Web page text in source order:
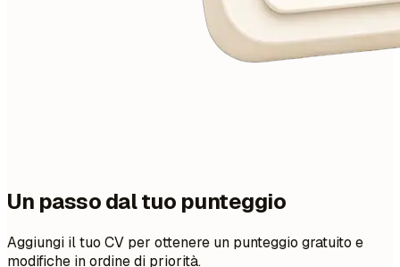
Un passo dal tuo punteggio
Aggiungi il tuo CV per ottenere un punteggio gratuito e
modifiche in ordine di priorità.